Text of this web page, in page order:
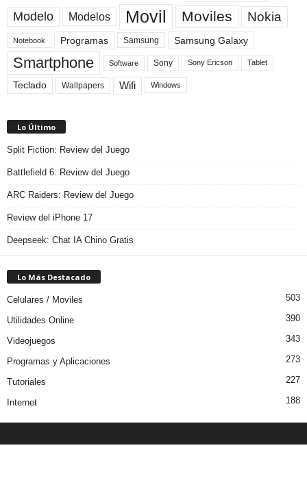
Modelo Modelos Movil Moviles Nokia
Notebook Programas Samsung Samsung Galaxy
Smartphone Software Sony Sony Ericson Tablet
Teclado Wallpapers Wifi Windows
Lo Último
Split Fiction: Review del Juego
Battlefield 6: Review del Juego
ARC Raiders: Review del Juego
Review del iPhone 17
Deepseek: Chat IA Chino Gratis
Lo Más Destacado
Celulares / Moviles 503
Utilidades Online 390
Videojuegos 343
Programas y Aplicaciones 273
Tutoriales 227
Internet 188